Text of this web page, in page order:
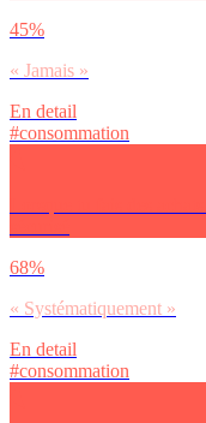
45%
« Jamais »
En detail
#consommation
68%
« Systématiquement »
En detail
#consommation